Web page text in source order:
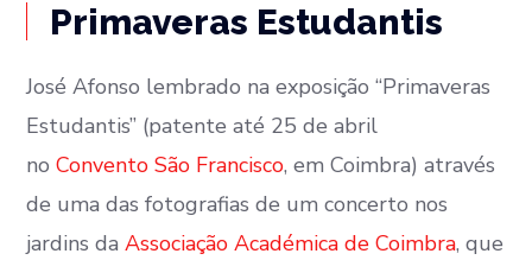
Rui Pato
Primaveras Estudantis
José Afonso lembrado na exposição “Primaveras
Estudantis” (patente até 25 de abril
noConvento São Francisco, em Coimbra) através
de uma das fotografias de um concerto nos
jardins daAssociação Académica de Coimbra, que